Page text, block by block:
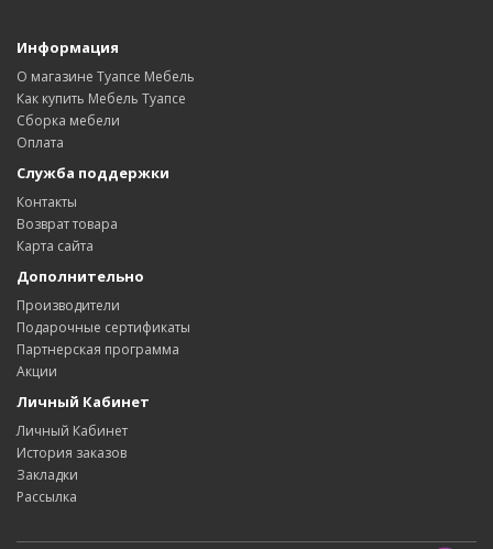
Информация
О магазине Туапсе Мебель
Как купить Мебель Туапсе
Сборка мебели
Оплата
Служба поддержки
Контакты
Возврат товара
Карта сайта
Дополнительно
Производители
Подарочные сертификаты
Партнерская программа
Акции
Личный Кабинет
Личный Кабинет
История заказов
Закладки
Рассылка